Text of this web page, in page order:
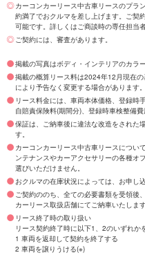
カーコンカーリース中古車リースのプラ
約満了でおクルマを差し上げます。ご契
可能です。詳しくはご商談時の専任担当
ご契約には、審査があります。
掲載の写真はボディ・インテリアのカラ
掲載の概算リース料は2024年12月現在
により予告なく変更する場合があります。
リース料金には、車両本体価格、登録時
自賠責保険料(期間分)、登録時車検整備費
保証は、ご納車後に違法な改造をされた
す。
カーコンカーリース中古車リースについ
ンテナンスやカーアクセサリーの各種オ
選びいただけません。
おクルマの在庫状況によっては、お申し
ご契約ののち、全ての必要書類を受領後
カーリース取扱店舗にてご納車いたします
リース終了時の取り扱い
リース契約終了時に以下1、2のいずれか
1 車両を返却して契約を終了する
2 車両を譲りうける(※)